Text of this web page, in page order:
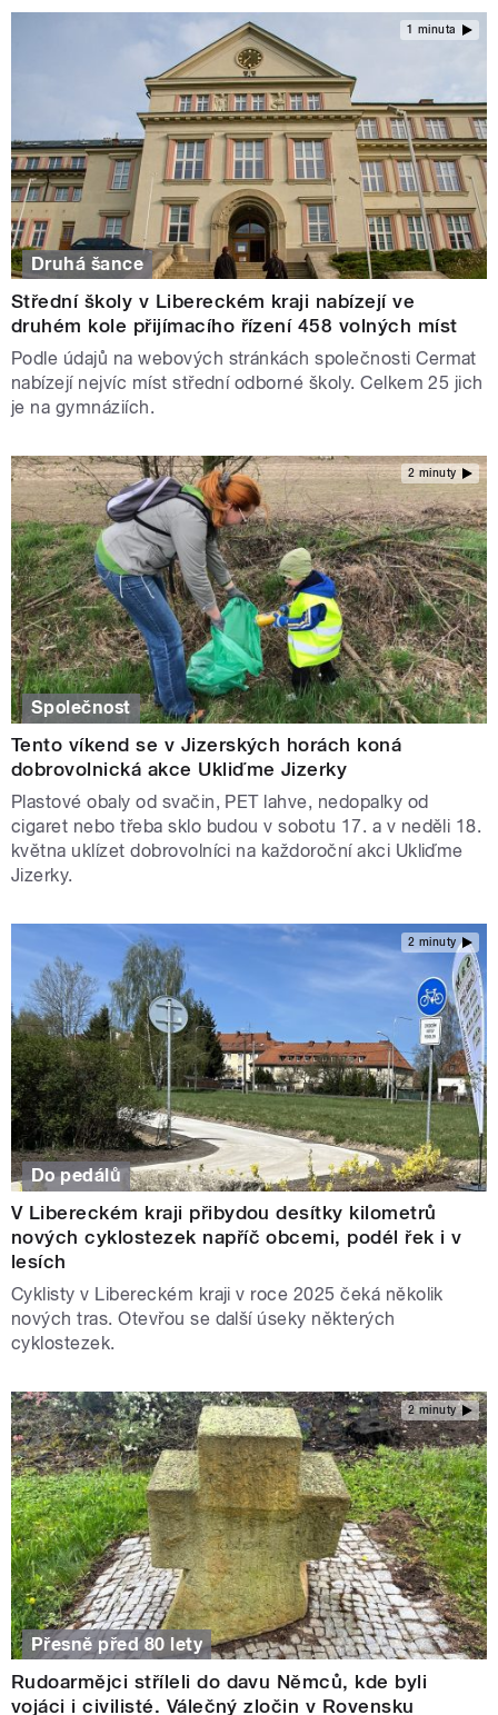
1 minuta
Druhá šance
Střední školy v Libereckém kraji nabízejí ve
druhém kole přijímacího řízení 458 volných míst
Podle údajů na webových stránkách společnosti Cermat
nabízejí nejvíc míst střední odborné školy. Celkem 25 jich
je na gymnáziích.
2 minuty
Společnost
Tento víkend se v Jizerských horách koná
dobrovolnická akce Ukliďme Jizerky
Plastové obaly od svačin, PET lahve, nedopalky od
cigaret nebo třeba sklo budou v sobotu 17. a v neděli 18.
května uklízet dobrovolníci na každoroční akci Ukliďme
Jizerky.
2 minuty
Do pedálů
V Libereckém kraji přibydou desítky kilometrů
nových cyklostezek napříč obcemi, podél řek i v
lesích
Cyklisty v Libereckém kraji v roce 2025 čeká několik
nových tras. Otevřou se další úseky některých
cyklostezek.
2 minuty
Přesně před 80 lety
Rudoarmějci stříleli do davu Němců, kde byli
vojáci i civilisté. Válečný zločin v Rovensku